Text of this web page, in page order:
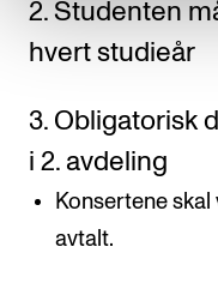
2. Studenten
hvert studieår
3. Obligatorisk
i 2. avdeling
Konsertene
avtalt.